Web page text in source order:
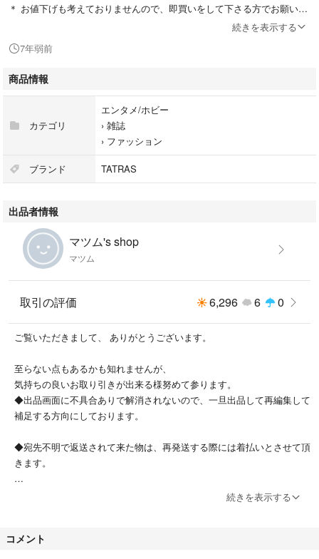
＊ お値下げも考えておりませんので、即買いをして下さる方でお願い致
るかもしれませんので、お許し頂ける方でお願い致します。
GLOW グロー 2019年 3月号 付録
タトラス＆ストラダエスト 3WAYキルティングバッグ
サイズ(約)：縦34×横37×マチ4cm
ストラップの長さ（約）：120cm
素材：ポリエステル、ポリウレタン、PVC、POM、合金
＆軽量の素材です。
幅約4cmの持ち手も軽くフワフワしたつくり。こちらの持ち手は、厚手の
アウターの上からだと肩掛けできません。
トートバッグとして使う場合はGLOWがすっぽり入ります。この状態では
プです。
バッグに取り付ければショルダーバッグに。長さ調節はできませんが、身
長約160cmで斜め掛けすると、バッグの開口部が腰骨の位置にきまし
フワフワで超軽量のキルティングバッグ。フックやストラップを付ければ
3WAYで使える機能的なつくりです。
トートとショルダーバッグの状態ではA4ワイド版雑誌もラクに入る、使い
やすい大きさ。
クに入ります。
3WAYの使い勝手の良さがいちばんのポイント。マチありのコンパクトな
状態で出かけ、荷物が増えたときにトートに変えても便利です。
続きを表示する
7年弱前
商品情報
カテゴリ
エンタメ/ホビー
› 雑誌
› ファッション
ブランド TATRAS
出品者情報
マツム's shop
マツム
取引の評価 6,296 6 0
ご覧いただきまして、 ありがとうございます。
至らない点もあるかも知れませんが、
気持ちの良いお取り引きが出来る様努めて参ります。
◆出品画面に不具合ありで解消されないので、一旦出品して再編集して
補足する方向にしております。
◆宛先不明で返送されて来た物は、再発送する際には着払いとさせて頂
きます。
◆領収書発行は対応しておりませんので、必要な方はご購入をお控え願
るのですが必要時は事前申請を入れてた頂いた方が今後、トラブルを回
続きを表示する
コメント